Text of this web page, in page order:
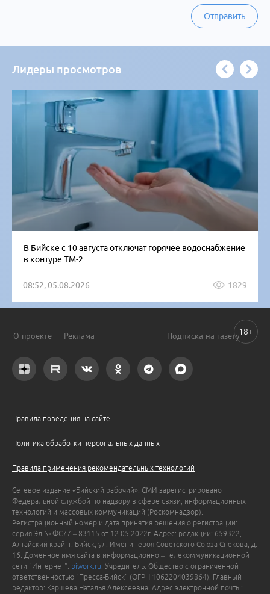
Отправить
Лидеры просмотров
В Бийске с 10 августа отключат горячее водоснабжение
в контуре ТМ-2
08:52, 05.08.2026 1829
О проекте Реклама Подписка на газету
Правила поведения на сайте
Политика обработки персональных данных
Правила применения рекомендательных технологий
Сетевое издание «Бийский рабочий». СМИ зарегистрировано
Федеральной службой по надзору в сфере связи, информационных
технологий и массовых коммуникаций (Роскомнадзор).
Регистрационный номер и дата принятия решения о регистрации:
серия Эл № ФС77 – 83115 от 12.05.2022г. Адрес: редакции: 659322,
Алтайский край, г. Бийск, ул. Имени Героя Советского Союза Спекова, д.
16. Доменное имя сайта в информационно – телекоммуникационной
сети "Интернет": biwork.ru . Учредитель: Общество с ограниченной
ответственностью "Пресса-Бийск" (ОГРН 1062204039864). Главный
редактор: Каршева Наталья Алексеевна. Адрес электронной почты:
18+